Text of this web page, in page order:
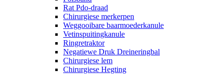
Rat Pdo-draad
Chirurgiese merkerpen
Weggooibare baarmoederkanule
Vetinspuitingkanule
Ringretraktor
Negatiewe Druk Dreineringbal
Chirurgiese lem
Chirurgiese Hegting